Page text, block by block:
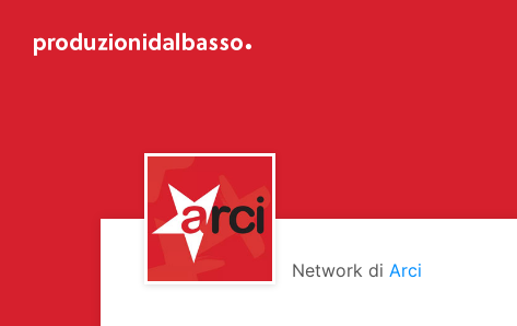
Network di Arci